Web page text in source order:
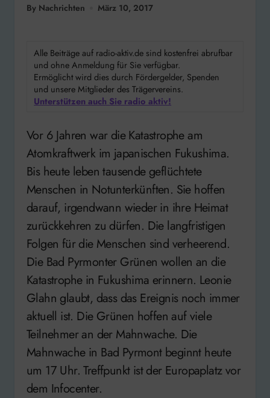
By Nachrichten März 10, 2017
Alle Beiträge auf radio-aktiv.de sind kostenfrei abrufbar
und ohne Anmeldung für Sie verfügbar.
Ermöglicht wird dies durch Fördergelder, Spenden
und unsere Mitglieder des Trägervereins.
Unterstützen auch Sie radio aktiv!
Vor 6 Jahren war die Katastrophe am
Atomkraftwerk im japanischen Fukushima.
Bis heute leben tausende geflüchtete
Menschen in Notunterkünften. Sie hoffen
darauf, irgendwann wieder in ihre Heimat
zurückkehren zu dürfen. Die langfristigen
Folgen für die Menschen sind verheerend.
Die Bad Pyrmonter Grünen wollen an die
Katastrophe in Fukushima erinnern. Leonie
Glahn glaubt, dass das Ereignis noch immer
aktuell ist. Die Grünen hoffen auf viele
Teilnehmer an der Mahnwache. Die
Mahnwache in Bad Pyrmont beginnt heute
um 17 Uhr. Treffpunkt ist der Europaplatz vor
dem Infocenter.